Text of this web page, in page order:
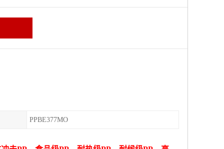
PPBE377MO